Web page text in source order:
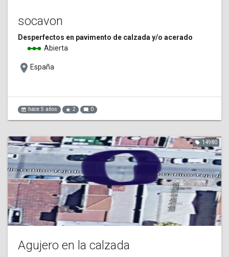
socavon
Desperfectos en pavimento de calzada y/o acerado
linear_scale Abierta
place España
event_note hace 5 años star 2 mode_comment 0
Agujero en la calzada
local_offer 14980